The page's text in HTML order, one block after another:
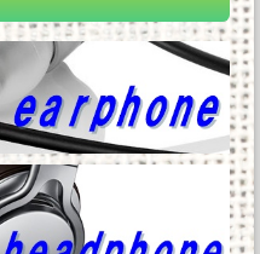
できず沈黙...
くらい経つのに「落と
までもク...
でイチャイチャした
かしくな...
USB Type-C搭載の